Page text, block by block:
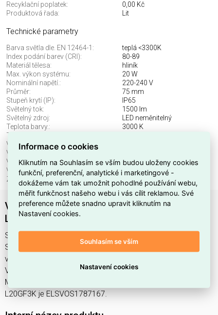
Recyklační poplatek:
0,00 Kč
Produktová řada:
Lit
Technické parametry
Barva světla dle. EN 12464-1:
teplá <3300K
Index podání barev (CRI):
80-89
Materiál tělesa:
hliník
Max. výkon systému:
20 W
Nominální napětí.:
220-240 V
Průměr:
75 mm
Stupeň krytí (IP):
IP65
Světelný tok:
1500 lm
Světelný zdroj:
LED neměnitelný
Teplota barvy.:
3000 K
Třída ochrany:
Včetně svět. zdroje:
Vhodné pro počet svět. zdrojů:
Vhodné pro výkon světel. zdroje:
20 W
Výška/hloubka:
1986 mm
Značka:
Maytoni
Venkovní svítidlo Lit 3000K 20W IP 65 O593FL-
L20GF3K - MAYTONI
Svítidlo O593FL-L20GF3K najdete v kategoriích Svítidla,
Sloupkové svítidlo, Svítidla, světelné zdroje a LED osvětlení,
výrobce Maytoni, EAN 4099776082354, kód dodavatele .
Venkovní svítidlo Lit 3000K 20W IP 65 O593FL-L20GF3K -
MAYTONI nabízíme od 1 ks. Kód EMAS Svítidlo O593FL-
L20GF3K je ELSVOS1787167.
Informace o cookies
Kliknutím na Souhlasím se vším budou uloženy cookies
funkční, preferenční, analytické i marketingové -
dokážeme vám tak umožnit pohodlné používání webu,
měřit funkčnost našeho webu i vás cílit reklamou. Své
preference můžete snadno upravit kliknutím na
Nastavení cookies.
Souhlasím se vším
Nastavení cookies